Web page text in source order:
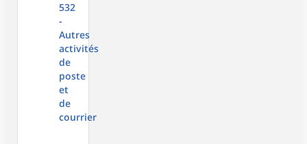
532
-
Autres
activités
de
poste
et
de
courrier